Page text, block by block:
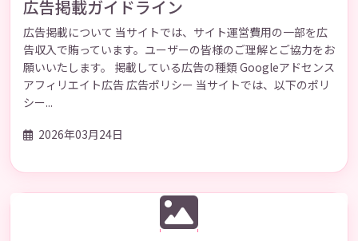
広告掲載ガイドライン
広告掲載について 当サイトでは、サイト運営費用の一部を広
告収入で賄っています。ユーザーの皆様のご理解とご協力をお
願いいたします。 掲載している広告の種類 Googleアドセンス
アフィリエイト広告 広告ポリシー 当サイトでは、以下のポリ
シー...
2026年03月24日